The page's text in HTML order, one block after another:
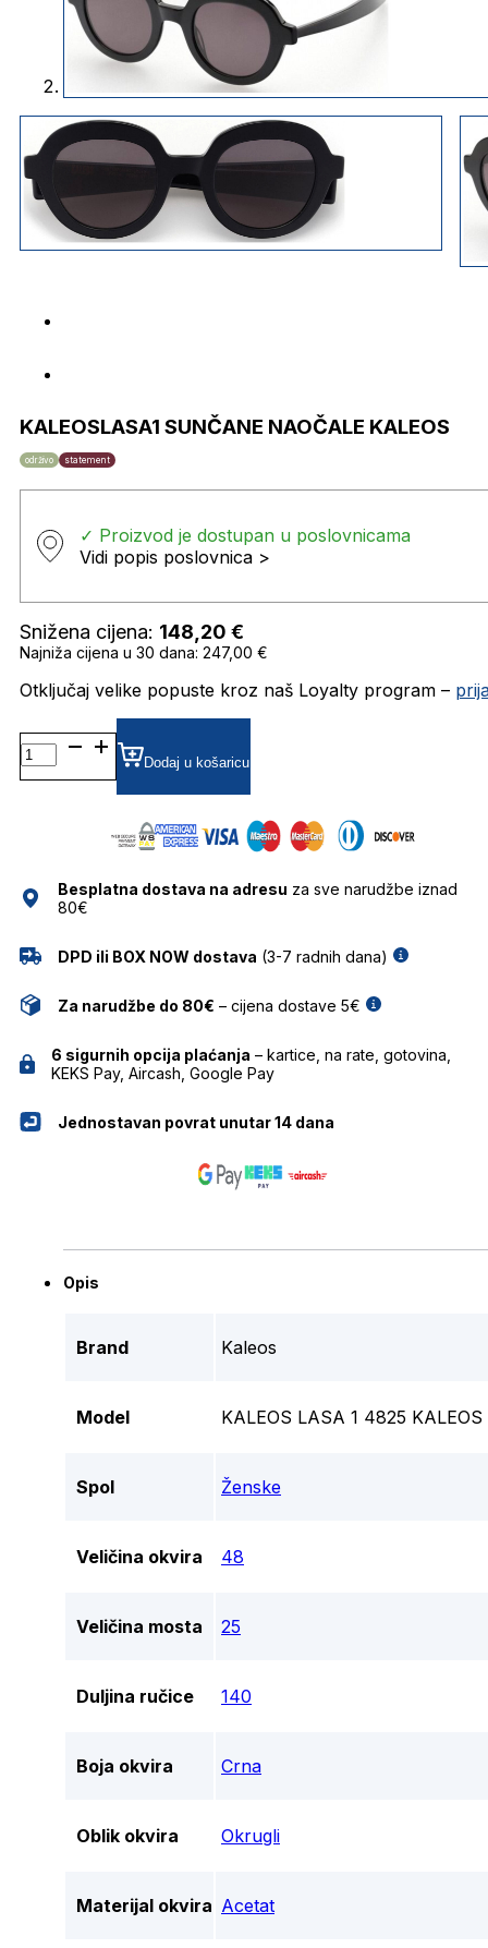
KALEOSLASA1 SUNČANE NAOČALE KALEOS
održivo statement
✓ Proizvod je dostupan u poslovnicama
Vidi popis poslovnica >
Snižena cijena: 148,20 €
Najniža cijena u 30 dana: 247,00 €
Otključaj velike popuste kroz naš Loyalty program –
KALEOSLASA1 SUNČANE
NAOČALE
KALEOS
Dodaj u košaricu
Besplatna dostava na adresu za sve narudžbe iznad
80€
DPD ili BOX NOW dostava (3-7 radnih dana)
Za narudžbe do 80€ – cijena dostave 5€
6 sigurnih opcija plaćanja – kartice, na rate, gotovina,
KEKS Pay, Aircash, Google Pay
Jednostavan povrat unutar 14 dana
Opis
Brand Kaleos
Model KALEOS LASA 1 4825
Spol Ženske
Veličina okvira 48
Veličina mosta 25
Duljina ručice 140
Boja okvira Crna
Oblik okvira Okrugli
Materijal okvira Acetat